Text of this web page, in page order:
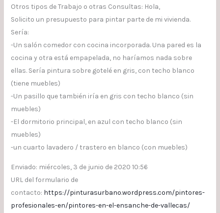
Otros tipos de Trabajo o otras Consultas: Hola,
Solicito un presupuesto para pintar parte de mi vivienda.
Sería:
-Un salón comedor con cocina incorporada. Una pared es la
cocina y otra está empapelada, no haríamos nada sobre
ellas. Sería pintura sobre gotelé en gris, con techo blanco
(tiene muebles)
-Un pasillo que también iría en gris con techo blanco (sin
muebles)
-El dormitorio principal, en azul con techo blanco (sin
muebles)
-un cuarto lavadero / trastero en blanco (con muebles)
Enviado: miércoles, 3 de junio de 2020 10:56
URL del formulario de
contacto: https://pinturasurbano.wordpress.com/pintores-
profesionales-en/pintores-en-el-ensanche-de-vallecas/